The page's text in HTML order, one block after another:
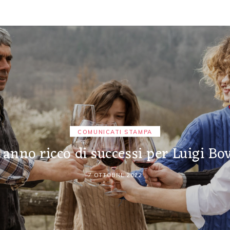
COMUNICATI STAMPA
ricco di successi per Luigi
7 OTTOBRE 2022